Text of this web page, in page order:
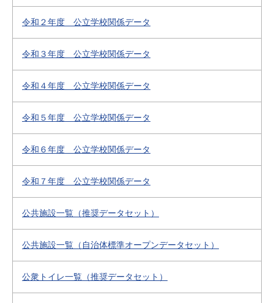
令和２年度 公立学校関係データ
令和３年度 公立学校関係データ
令和４年度 公立学校関係データ
令和５年度 公立学校関係データ
令和６年度 公立学校関係データ
令和７年度 公立学校関係データ
公共施設一覧（推奨データセット）
公共施設一覧（自治体標準オープンデータセット）
公衆トイレ一覧（推奨データセット）